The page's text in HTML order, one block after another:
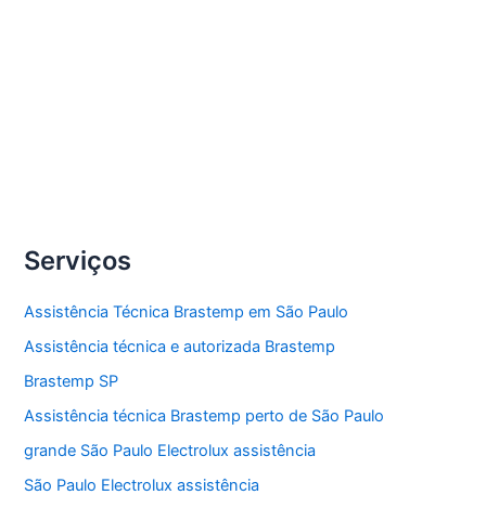
Brastemp
Serviços
Assistência Técnica Brastemp em São Paulo
Assistência técnica e autorizada Brastemp
Brastemp SP
Assistência técnica Brastemp perto de São Paulo
grande São Paulo Electrolux assistência
São Paulo Electrolux assistência